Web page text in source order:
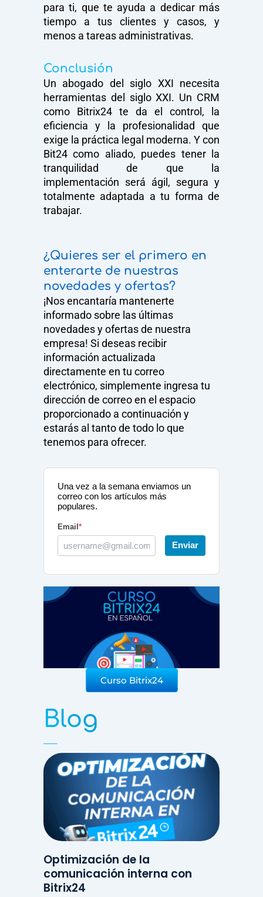
para ti, que te ayuda a dedicar más
tiempo a tus clientes y casos, y
menos a tareas administrativas.
Conclusión
Un abogado del siglo XXI necesita
herramientas del siglo XXI. Un CRM
como Bitrix24 te da el control, la
eficiencia y la profesionalidad que
exige la práctica legal moderna. Y con
Bit24 como aliado, puedes tener la
tranquilidad de que la
implementación será ágil, segura y
totalmente adaptada a tu forma de
trabajar.
¿Quieres ser el primero en
enterarte de nuestras
novedades y ofertas?​
¡Nos encantaría mantenerte
informado sobre las últimas
novedades y ofertas de nuestra
empresa! Si deseas recibir
información actualizada
directamente en tu correo
electrónico, simplemente ingresa tu
dirección de correo en el espacio
proporcionado a continuación y
estarás al tanto de todo lo que
tenemos para ofrecer.
Una vez a la semana enviamos un
correo con los artículos más
populares.
Email *
Enviar
Curso Bitrix24
Blog
Optimización de la
comunicación interna con
Bitrix24